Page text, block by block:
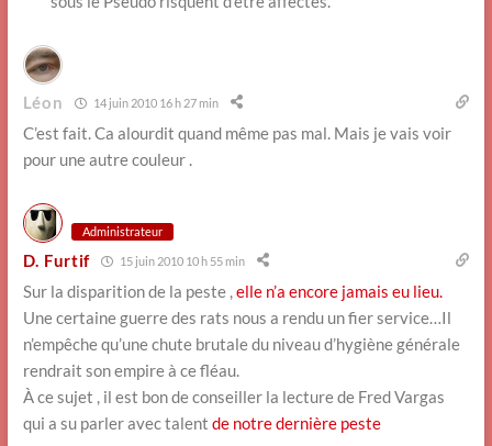
Léon 14 juin 2010 16 h 27 min
C’est fait. Ca alourdit quand même pas mal. Mais je vais voir
pour une autre couleur .
Administrateur
D. Furtif 15 juin 2010 10 h 55 min
Sur la disparition de la peste ,elle n’a encore jamais eu lieu.
Une certaine guerre des rats nous a rendu un fier service…Il
n’empêche qu’une chute brutale du niveau d’hygiène générale
rendrait son empire à ce fléau.
À ce sujet , il est bon de conseiller la lecture de Fred Vargas
qui a su parler avec talent de notre dernière peste